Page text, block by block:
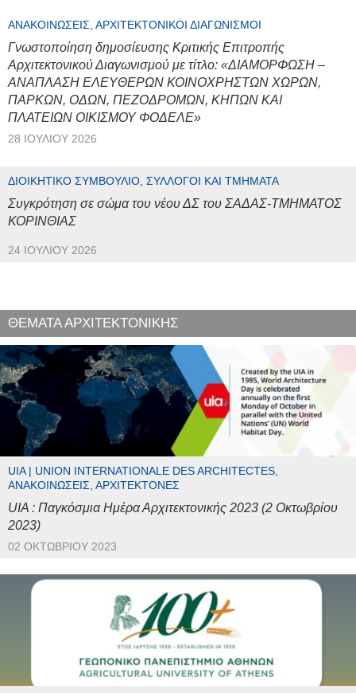
ΑΝΑΚΟΙΝΏΣΕΙΣ, ΑΡΧΙΤΕΚΤΟΝΙΚΟΊ ΔΙΑΓΩΝΙΣΜΟΊ
Γνωστοποίηση δημοσίευσης Κριτικής Επιτροπής
Αρχιτεκτονικού Διαγωνισμού με τίτλο: «ΔΙΑΜΟΡΦΩΣΗ –
ΑΝΑΠΛΑΣΗ ΕΛΕΥΘΕΡΩΝ ΚΟΙΝΟΧΡΗΣΤΩΝ ΧΩΡΩΝ,
ΠΑΡΚΩΝ, ΟΔΩΝ, ΠΕΖΟΔΡΟΜΩΝ, ΚΗΠΩΝ ΚΑΙ
ΠΛΑΤΕΙΩΝ ΟΙΚΙΣΜΟΥ ΦΟΔΕΛΕ»
28 ΙΟΥΛΊΟΥ 2026
ΔΙΟΙΚΗΤΙΚΌ ΣΥΜΒΟΎΛΙΟ, ΣΎΛΛΟΓΟΙ ΚΑΙ ΤΜΉΜΑΤΑ
Συγκρότηση σε σώμα του νέου ΔΣ του ΣΑΔΑΣ-ΤΜΗΜΑΤΟΣ
ΚΟΡΙΝΘΙΑΣ
24 ΙΟΥΛΊΟΥ 2026
ΘΕΜΑΤΑ ΑΡΧΙΤΕΚΤΟΝΙΚΗΣ
UIA | UNION INTERNATIONALE DES ARCHITECTES,
ΑΝΑΚΟΙΝΏΣΕΙΣ, ΑΡΧΙΤΈΚΤΟΝΕΣ
UIA : Παγκόσμια Ημέρα Αρχιτεκτονικής 2023 (2 Οκτωβρίου
2023)
02 ΟΚΤΩΒΡΊΟΥ 2023